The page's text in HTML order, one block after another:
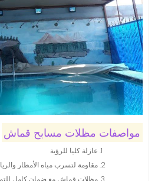
مواصفات مظلات مسابح قماش
عازلة كليا للرؤية
مقاومة لتسرب مياه الأمطار